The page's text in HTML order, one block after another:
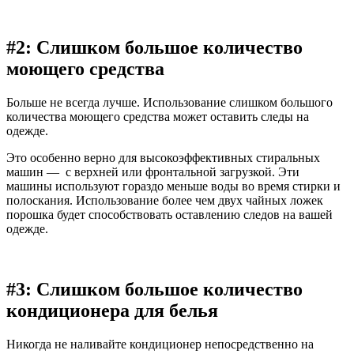
#2: Слишком большое количество
моющего средства
Больше не всегда лучше. Использование слишком большого
количества моющего средства может оставить следы на
одежде.
Это особенно верно для высокоэффективных стиральных
машин — с верхней или фронтальной загрузкой. Эти
машины используют гораздо меньше воды во время стирки и
полоскания. Использование более чем двух чайных ложек
порошка будет способствовать оставлению следов на вашей
одежде.
#3: Слишком большое количество
кондиционера для белья
Никогда не наливайте кондиционер непосредственно на